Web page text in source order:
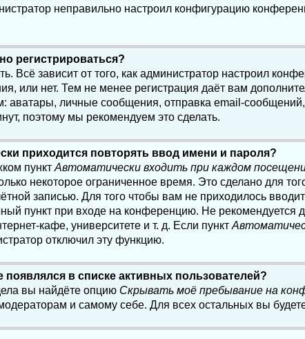
неправильно настроил конфигурацию
регистрироваться?
Всё зависит от того, как администратор настроил
или нет. Тем не менее регистрация даёт вам
аватары, личные сообщения, отправка email-сообщений,
поэтому мы рекомендуем это сделать.
приходится повторять ввод имени и пароля?
пункт Автоматически входить при каждом
некоторое ограниченное время. Это сделано для
записью. Для того чтобы вам не приходилось
пункт при входе на конференцию. Не рекомендуется
кафе, университете и т. д. Если пункт
отключил эту функцию.
появлялся в списке активных пользователей?
вы найдёте опцию Скрывать моё пребывание на
и самому себе. Для всех остальных вы